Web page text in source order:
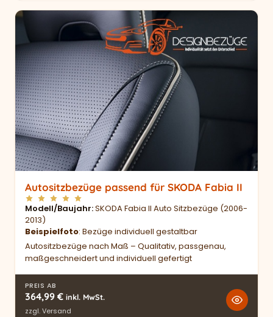
Autositzbezüge passend für SKODA Fabia II
Modell/Baujahr SKODA Fabia II Auto Sitzbezüge (2006-
2013)
Beispielfoto: Bezüge individuell gestaltbar
Autositzbezüge nach Maß – Qualitativ, passgenau,
maßgeschneidert und individuell gefertigt
PREIS AB
364,99 € inkl. MwSt.
zzgl.Versand